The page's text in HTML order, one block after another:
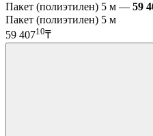
Пакет (полиэтилен) 5 м — 59
Пакет (полиэтилен) 5 м
59 40710₸